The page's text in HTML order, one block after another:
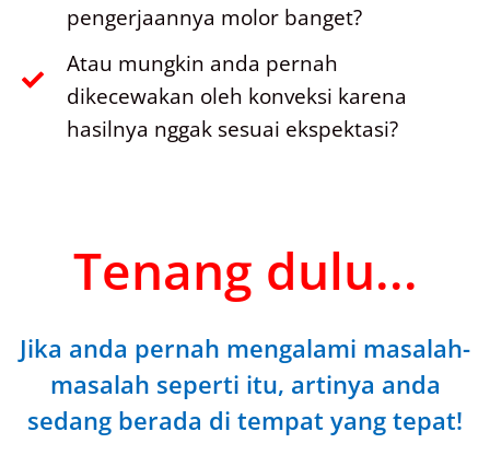
pengerjaannya molor banget?
Atau mungkin anda pernah
dikecewakan oleh konveksi karena
hasilnya nggak sesuai ekspektasi?
Tenang dulu...
Jika anda pernah mengalami masalah-
masalah seperti itu, artinya anda
sedang berada di tempat yang tepat!